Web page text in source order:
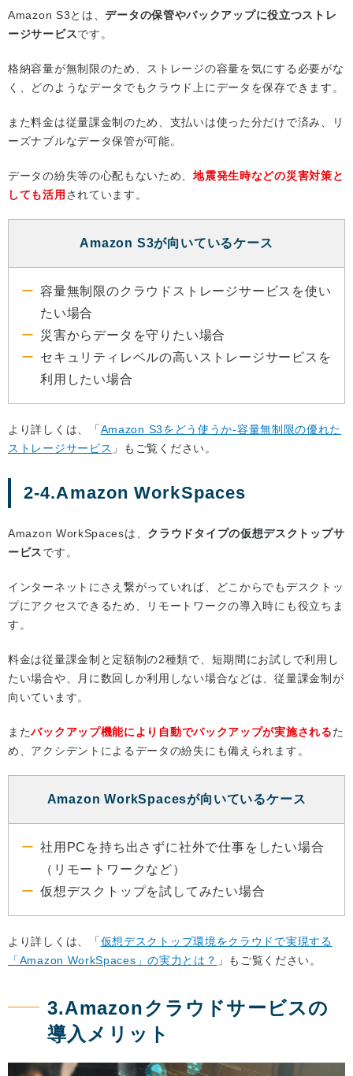
Amazon S3とは、データの保管やバックアップに役立つストレ
ージサービスです。
格納容量が無制限のため、ストレージの容量を気にする必要がな
く、どのようなデータでもクラウド上にデータを保存できます。
また料金は従量課金制のため、支払いは使った分だけで済み、リ
ーズナブルなデータ保管が可能。
データの紛失等の心配もないため、地震発生時などの災害対策と
しても活用 されています。
Amazon S3が向いているケース
容量無制限のクラウドストレージサービスを使い
たい場合
災害からデータを守りたい場合
セキュリティレベルの高いストレージサービスを
利用したい場合
より詳しくは、「Amazon S3をどう使うか-容量無制限の優れた
ストレージサービス 」もご覧ください。
2-4.Amazon WorkSpaces
Amazon WorkSpacesは、 クラウドタイプの仮想デスクトップサ
ービスです。
インターネットにさえ繋がっていれば、どこからでもデスクトッ
プにアクセスできるため、リモートワークの導入時にも役立ちま
す。
料金は従量課金制と定額制の2種類で、短期間にお試しで利用し
たい場合や、月に数回しか利用しない場合などは、従量課金制が
向いています。
またバックアップ機能により自動でバックアップが実施されるた
め、アクシデントによるデータの紛失にも備えられます。
Amazon WorkSpacesが向いているケース
社用PCを持ち出さずに社外で仕事をしたい場合
（リモートワークなど）
仮想デスクトップを試してみたい場合
より詳しくは、「仮想デスクトップ環境をクラウドで実現する
「Amazon WorkSpaces」の実力とは？ 」もご覧ください。
3.Amazonクラウドサービスの
導入メリット